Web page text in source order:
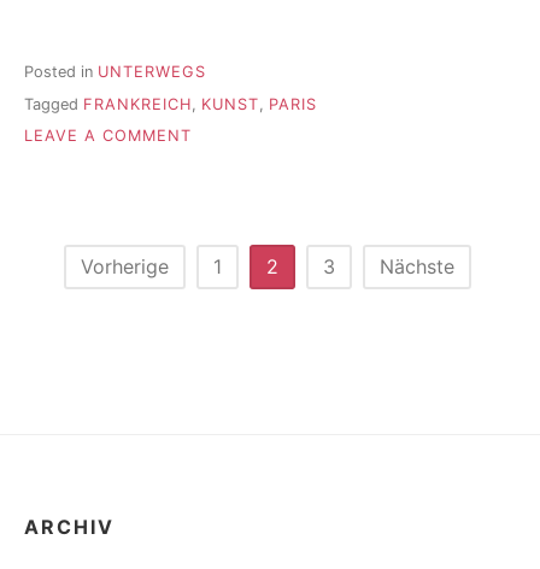
Posted in UNTERWEGS
Tagged FRANKREICH KUNST
PARIS
LEAVE A COMMENT
Seitennummerierung
Vorherige 1 2 3 Nächste
ARCHIV